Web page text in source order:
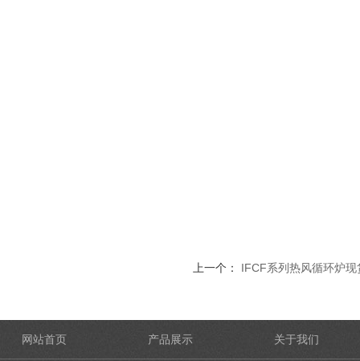
上一个： IFCF系列热风循环炉现
网站首页 产品展示 关于我们